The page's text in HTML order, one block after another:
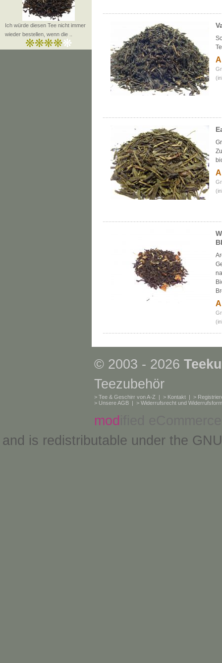
Ich würde diesen Tee nicht immer
wieder bestellen, wenn die ..
© 2003 - 2026
Teezubehör
> Tee & Geschirr von A-Z | > Kontakt | >
> Unsere AGB | > Widerrufsrecht und
mod
and is redistributable under the